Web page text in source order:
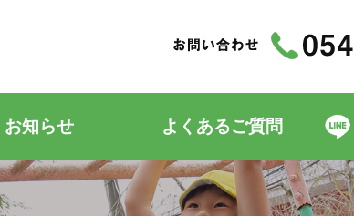
お知らせ よくあるご質問